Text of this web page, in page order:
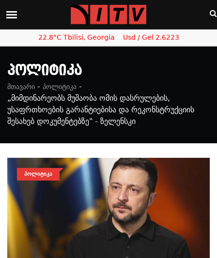
22.8°C Tbilisi, Georgia Usd / Gel 2.6223
Პოლიტიკა
მთავარი - პოლიტიკა -
„მიმდინარეობს მუშაობა ომის დასრულების,
უსაფრთხოების გარანტიებისა და რეკონსტრუქციის
შესახებ დოკუმენტებზე" - ზელენსკი
ᲞᲝᲚᲘᲢᲘᲙᲐ